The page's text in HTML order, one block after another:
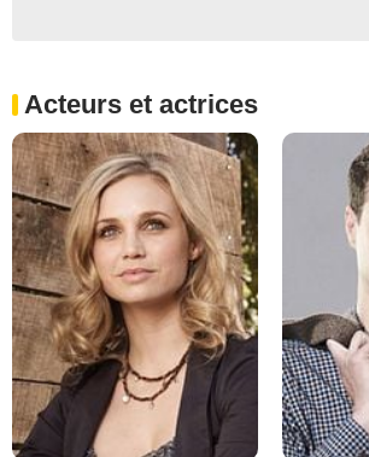
Acteurs et actrices